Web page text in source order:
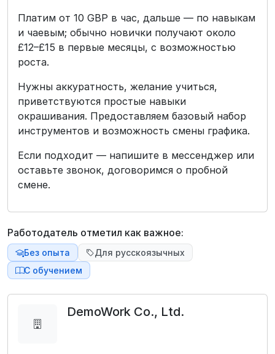
Платим от 10 GBP в час, дальше — по навыкам
и чаевым; обычно новички получают около
£12–£15 в первые месяцы, с возможностью
роста.
Нужны аккуратность, желание учиться,
приветствуются простые навыки
окрашивания. Предоставляем базовый набор
инструментов и возможность смены графика.
Если подходит — напишите в мессенджер или
оставьте звонок, договоримся о пробной
смене.
Работодатель отметил как важное:
Без опыта
Для русскоязычных
С обучением
DemoWork Co., Ltd.